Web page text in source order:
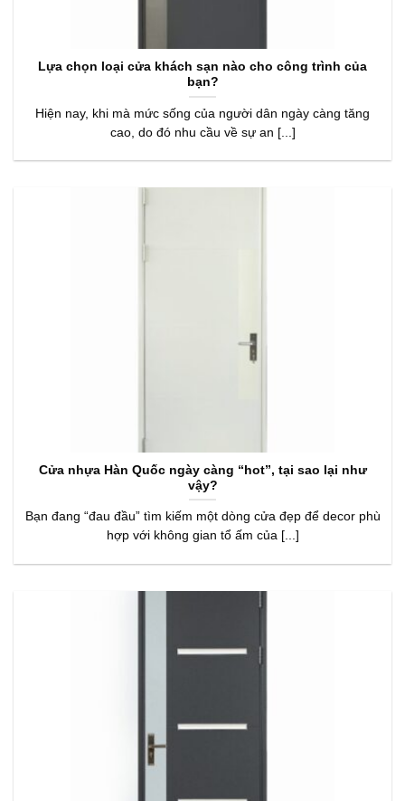
Lựa chọn loại cửa khách sạn nào cho công trình của
bạn?
Hiện nay, khi mà mức sống của người dân ngày càng tăng
cao, do đó nhu cầu về sự an [...]
Cửa nhựa Hàn Quốc ngày càng “hot”, tại sao lại như
vậy?
Bạn đang “đau đầu” tìm kiếm một dòng cửa đẹp để decor phù
hợp với không gian tổ ấm của [...]